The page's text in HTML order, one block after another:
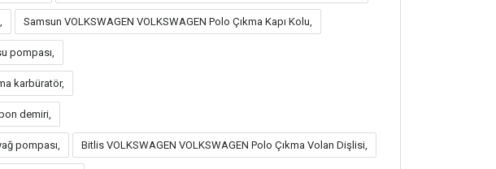
Samsun VOLKSWAGEN VOLKSWAGEN Polo Çıkma Kapı Kolu,
pompası,
karbüratör,
demiri,
pompası, Bitlis VOLKSWAGEN VOLKSWAGEN Polo Çıkma Volan Dişlisi,